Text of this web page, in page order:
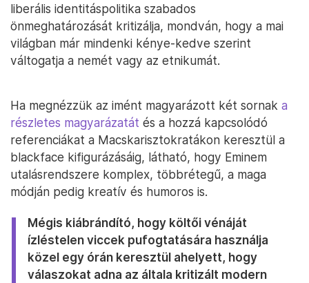
liberális identitáspolitika szabados
önmeghatározását kritizálja, mondván, hogy a mai
világban már mindenki kénye-kedve szerint
váltogatja a nemét vagy az etnikumát.
Ha megnézzük az imént magyarázott két sornak a
részletes magyarázatát és a hozzá kapcsolódó
referenciákat a Macskarisztokratákon keresztül a
blackface kifigurázásáig, látható, hogy Eminem
utalásrendszere komplex, többrétegű, a maga
módján pedig kreatív és humoros is.
Mégis kiábrándító, hogy költői vénáját
ízléstelen viccek pufogtatására használja
közel egy órán keresztül ahelyett, hogy
válaszokat adna az általa kritizált modern